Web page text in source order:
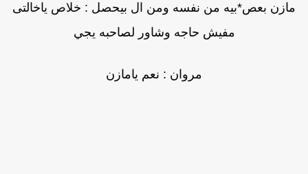
مازن بعص*بيه من نفسه ومن ال بيحصل : خلاص ياخالتى
مفيش حاجه وشاور لصاحبه يجي
مروان : نعم يامازن